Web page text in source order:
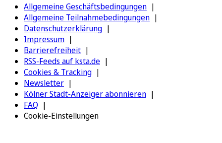
Allgemeine Geschäftsbedingungen
Allgemeine Teilnahmebedingungen
Datenschutzerklärung
Impressum
Barrierefreiheit
RSS-Feeds auf ksta.de
Cookies & Tracking
Newsletter
Kölner Stadt-Anzeiger abonnieren
FAQ
Cookie-Einstellungen